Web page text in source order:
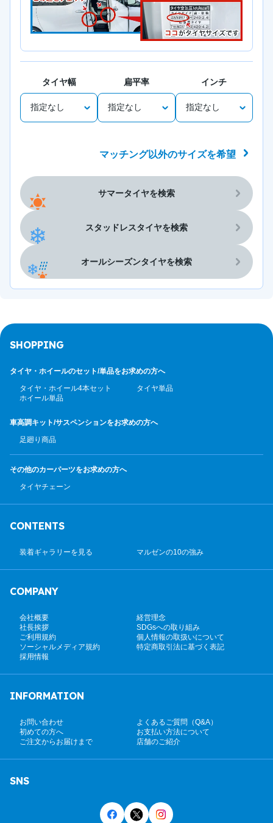
タイヤ幅 扁平率 インチ
マッチング以外のサイズを希望
サマータイヤを検索
スタッドレスタイヤを検索
オールシーズンタイヤを検索
SHOPPING
タイヤ・ホイールのセット/単品をお求めの方へ
タイヤ・ホイール4本セット
タイヤ単品
ホイール単品
車高調キット/サスペンションをお求めの方へ
足廻り商品
その他のカーパーツをお求めの方へ
タイヤチェーン
CONTENTS
装着ギャラリーを見る マルゼンの10の強み
COMPANY
会社概要
経営理念
社長挨拶
SDGsへの取り組み
ご利用規約
個人情報の取扱いについて
ソーシャルメディア規約
特定商取引法に基づく表記
採用情報
INFORMATION
お問い合わせ
よくあるご質問（Q&A）
初めての方へ
お支払い方法について
ご注文からお届けまで
店舗のご紹介
SNS